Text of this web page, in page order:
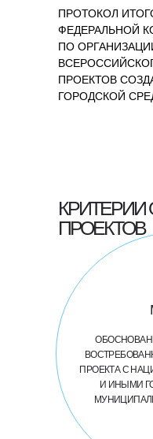
ПРОТОКОЛ
ФЕДЕРАЛЬНОЙ
ПО
ПРОЕКТОВ
ГОРОДСКОЙ
КРИТЕРИИ
ПРОЕКТОВ
ПРОЕКТА С
И ИНЫМИ